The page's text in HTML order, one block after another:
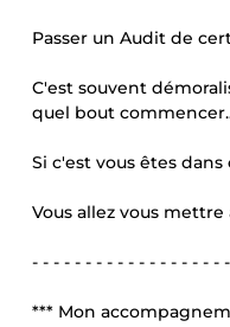
Passer un Audit de
C'est souvent
quel bout
Si c'est vous êtes
Vous allez vous mettre
- - - - - - - - - - - - - - - - - -
*** Mon